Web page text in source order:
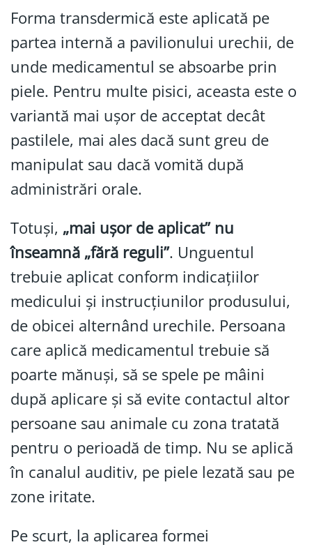
Forma transdermică este aplicată pe
partea internă a pavilionului urechii, de
unde medicamentul se absoarbe prin
piele. Pentru multe pisici, aceasta este o
variantă mai ușor de acceptat decât
pastilele, mai ales dacă sunt greu de
manipulat sau dacă vomită după
administrări orale.
Totuși, „mai ușor de aplicat” nu
înseamnă „fără reguli”. Unguentul
trebuie aplicat conform indicațiilor
medicului și instrucțiunilor produsului,
de obicei alternând urechile. Persoana
care aplică medicamentul trebuie să
poarte mănuși, să se spele pe mâini
după aplicare și să evite contactul altor
persoane sau animale cu zona tratată
pentru o perioadă de timp. Nu se aplică
în canalul auditiv, pe piele lezată sau pe
zone iritate.
Pe scurt, la aplicarea formei